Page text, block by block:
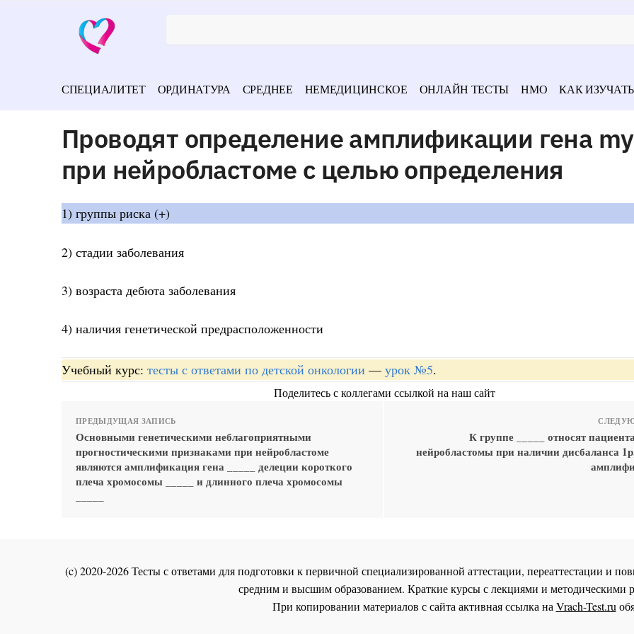
СПЕЦИАЛИТЕТ ОРДИНАТУРА СРЕДНЕЕ НЕМЕДИЦИНСКОЕ ОНЛАЙН ТЕСТЫ НМО КАК ИЗУЧАТЬ
Проводят определение амплификации гена
при нейробластоме с целью определения
1) группы риска (+)
2) стадии заболевания
3) возраста дебюта заболевания
4) наличия генетической предрасположенности
Учебный курс: тесты с ответами по детской онкологии — урок №5.
Поделитесь с коллегами ссылкой на наш сайт
ПРЕДЫДУЩАЯ ЗАПИСЬ
Основными генетическими неблагоприятными
прогностическими признаками при нейробластоме
являются амплификация гена _____ делеции короткого
плеча хромосомы _____ и длинного плеча хромосомы
К группе _____ относят
нейробластомы при наличии дисбаланса
(c) 2020-2026 Тесты с ответами для подготовки к первичной специализированной аттестации, переаттестации и
средним и высшим образованием. Краткие курсы с лекциями и методическими
При копировании материалов с сайта активная ссылка на Vrach-Test.ru